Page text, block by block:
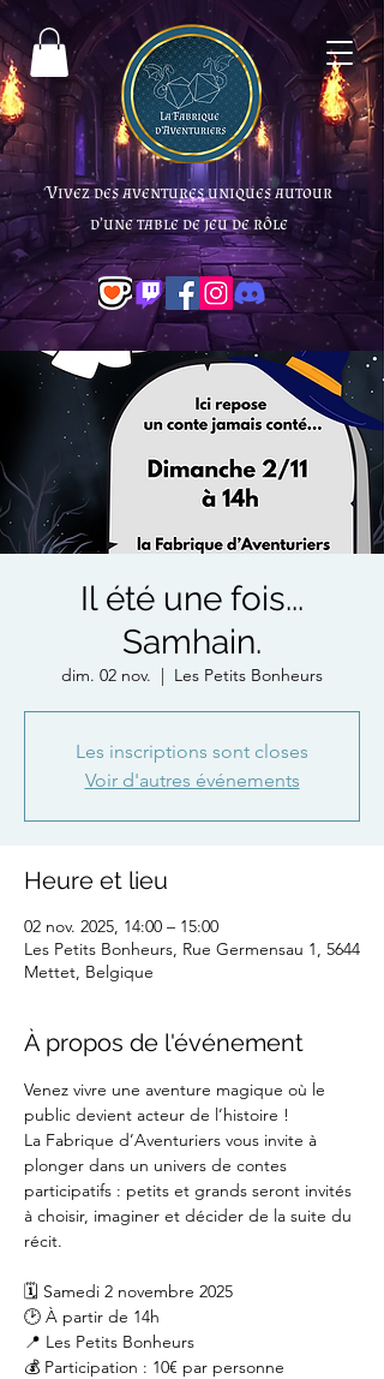
Vivez des aventures uniques autour
d’une table de jeu de rôle
Il été une fois...
Samhain.
dim. 02 nov.
  |
Les Petits Bonheurs
Les inscriptions sont closes
Voir d'autres événements
Heure et lieu
02 nov. 2025, 14:00 – 15:00
Les Petits Bonheurs, Rue Germensau 1, 5644
Mettet, Belgique
À propos de l'événement
Venez vivre une aventure magique où le
public devient acteur de l’histoire !
La Fabrique d’Aventuriers vous invite à
plonger dans un univers de contes
participatifs : petits et grands seront invités
à choisir, imaginer et décider de la suite du
récit.
🗓 Samedi 2 novembre 2025
🕑 À partir de 14h
📍 Les Petits Bonheurs
💰 Participation : 10€ par personne